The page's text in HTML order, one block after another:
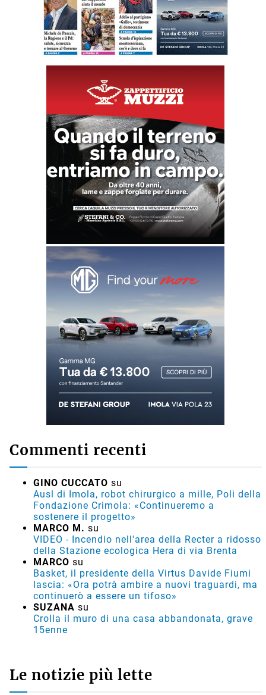
Commenti recenti
GINO CUCCATO su
Ausl di Imola, robot chirurgico a mille, Poli della
Fondazione Crimola: «Continueremo a
sostenere il progetto»
MARCO M. su
VIDEO - Incendio nell'area della Recter a ridosso
della Stazione ecologica Hera di via Brenta
MARCO su
Basket, il presidente della Virtus Davide Fiumi
lascia: «Ora potrà ambire a nuovi traguardi, ma
continuerò a essere un tifoso»
SUZANA su
Crolla il muro di una casa abbandonata, grave
15enne
Le notizie più lette